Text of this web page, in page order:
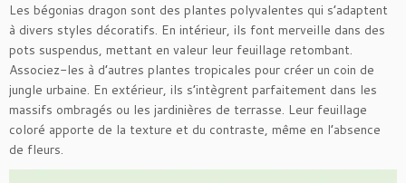
Les bégonias dragon sont des plantes polyvalentes qui s’adaptent
à divers styles décoratifs. En intérieur, ils font merveille dans des
pots suspendus, mettant en valeur leur feuillage retombant.
Associez-les à d’autres plantes tropicales pour créer un coin de
jungle urbaine. En extérieur, ils s’intègrent parfaitement dans les
massifs ombragés ou les jardinières de terrasse. Leur feuillage
coloré apporte de la texture et du contraste, même en l’absence
de fleurs.